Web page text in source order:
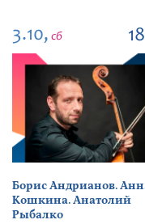
3.10, сб
Борис Андрианов.
Кошкина. Анатолий
Рыбалко